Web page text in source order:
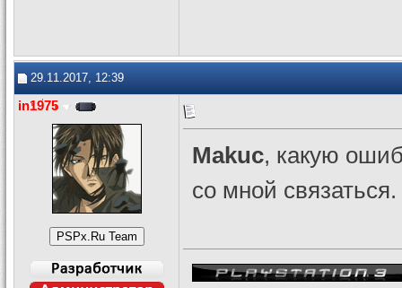
29.11.2017, 12:39
in1975
Makuc, какую
со мной связаться.